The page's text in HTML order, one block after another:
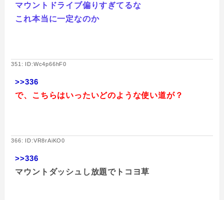
マウントドライブ偏りすぎてるな
これ本当に一定なのか
351: ID:Wc4p66hF0
>>336
で、こちらはいったいどのような使い道が？
366: ID:VR8rAiKO0
>>336
マウントダッシュし放題でトコヨ草